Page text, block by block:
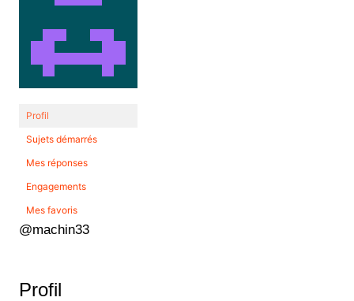
Profil
Sujets démarrés
Mes réponses
Engagements
Mes favoris
@machin33
Profil